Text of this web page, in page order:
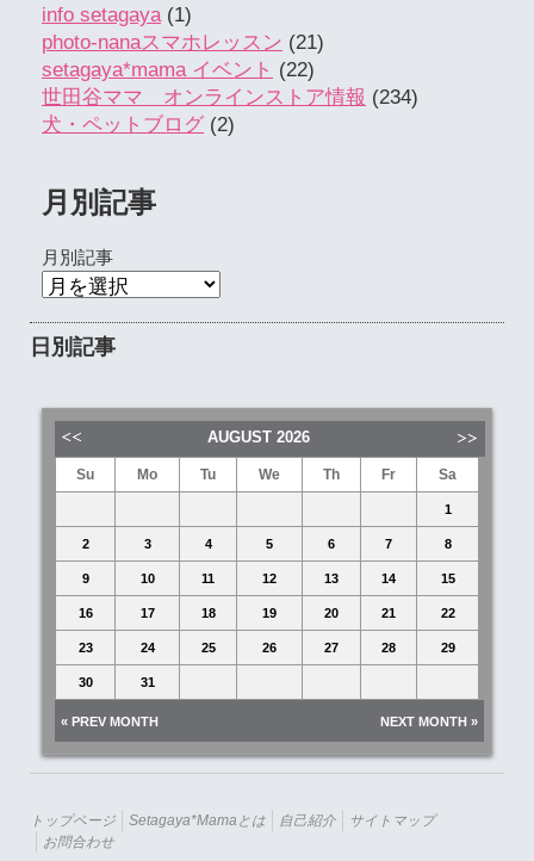
info setagaya(1)
photo-nanaスマホレッスン (21)
setagaya*mama イベント (22)
世田谷ママ オンラインストア情報 (234)
犬・ペットブログ (2)
月別記事
月別記事
日別記事
AUGUST 2026
Su Mo Tu We Th Fr Sa
1
2 3 4 5 6 7 8
9 10 11 12 13 14 15
16 17 18 19 20 21 22
23 24 25 26 27 28 29
30 31
« PREV MONTH NEXT MONTH »
トップページ Setagaya*mamaとは 自己紹介
サイトマップ
お問合わせ